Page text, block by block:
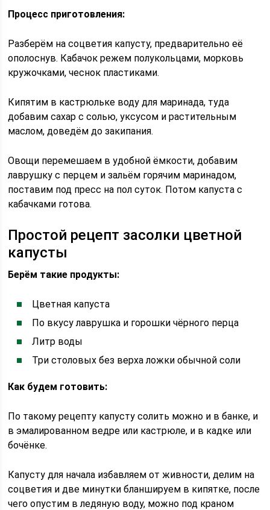
Процесс приготовления:
Разберём на соцветия капусту, предварительно её
ополоснув. Кабачок режем полукольцами, морковь
кружочками, чеснок пластиками.
Кипятим в кастрюльке воду для маринада, туда
добавим сахар с солью, уксусом и растительным
маслом, доведём до закипания.
Овощи перемешаем в удобной ёмкости, добавим
лаврушку с перцем и зальём горячим маринадом,
поставим под пресс на пол суток. Потом капуста с
кабачками готова.
Простой рецепт засолки цветной
капусты
Берём такие продукты:
Цветная капуста
По вкусу лаврушка и горошки чёрного перца
Литр воды
Три столовых без верха ложки обычной соли
Как будем готовить:
По такому рецепту капусту солить можно и в банке, и
в эмалированном ведре или кастрюле, и в кадке или
бочёнке.
Капусту для начала избавляем от живности, делим на
соцветия и две минутки бланшируем в кипятке, после
чего опустим в ледяную воду, можно под краном